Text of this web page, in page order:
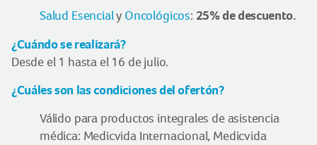
Salud Esencial y Oncológicos: 25% de descuento.
¿Cuándo se realizará?
Desde el 1 hasta el 16 de julio.
¿Cuáles son las condiciones del ofertón?
Válido para productos integrales de asistencia
médica: Medicvida Internacional, Medicvida